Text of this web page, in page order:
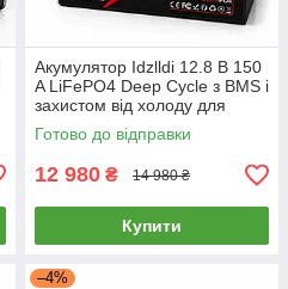
Акумулятор Idzlldi 12.8 В 150
A LiFePO4 Deep Cycle з BMS і
захистом від холоду для
інвертора, ДБЖ, сонячних
панелей, резервного
Готово до відправки
12 980 ₴ 14 980 ₴
Купити
–4%